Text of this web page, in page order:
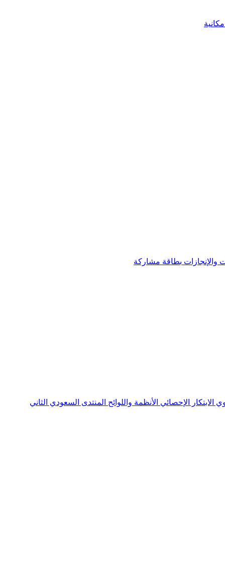
والإنجازات بطاقة مشاركة
الابتكار الإحصائي الأنظمة واللوائح المنتدى السعودي الثاني